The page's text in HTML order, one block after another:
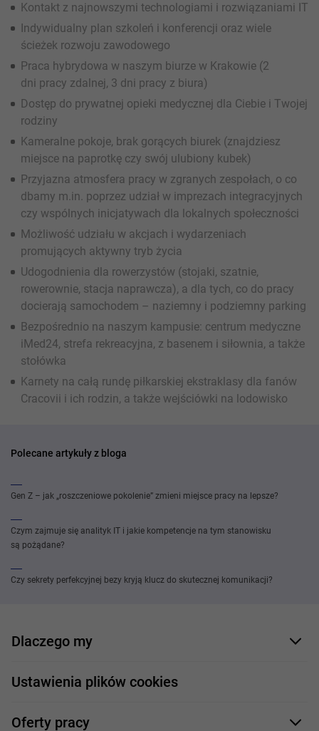
Kontakt z najnowszymi technologiami i rozwiązaniami IT
Indywidualny plan szkoleń i konferencji oraz wiele
ścieżek rozwoju zawodowego
Praca hybrydowa w naszym biurze w Krakowie (2
dni pracy zdalnej, 3 dni pracy z biura)
Dostęp do prywatnej opieki medycznej dla Ciebie i Twojej
rodziny
Kameralne pokoje, brak gorących biurek (znajdziesz
miejsce na paprotkę czy swój ulubiony kubek)
Przyjazna atmosfera pracy w zgranych zespołach, o co
dbamy m.in. poprzez udział w imprezach integracyjnych
czy wspólnych inicjatywach dla lokalnych społeczności
Możliwość udziału w akcjach i wydarzeniach
promujących aktywny tryb życia
Udogodnienia dla rowerzystów (stojaki, szatnie,
rowerownie, stacja naprawcza), a dla tych, co do pracy
docierają samochodem – naziemny i podziemny parking
Bezpośrednio na naszym kampusie: centrum medyczne
iMed24, strefa rekreacyjna, z basenem i siłownia, a także
stołówka
Karnety na całą rundę piłkarskiej ekstraklasy dla fanów
Cracovii i ich rodzin, a także wejściówki na lodowisko
Polecane artykuły z bloga
Gen Z – jak „roszczeniowe pokolenie” zmieni miejsce pracy na lepsze?
Czym zajmuje się analityk IT i jakie kompetencje na tym stanowisku
są pożądane?
Czy sekrety perfekcyjnej bezy kryją klucz do skutecznej komunikacji?
Dlaczego my
Nasi pracownicy
Ustawienia plików cookies
Oferty pracy